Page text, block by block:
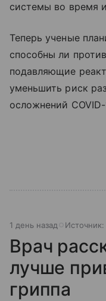
системы во время
Теперь ученые
способны ли
подавляющие
уменьшить риск
осложнений COVID-
1 день назад Источник:
Врач
лучше
гриппа